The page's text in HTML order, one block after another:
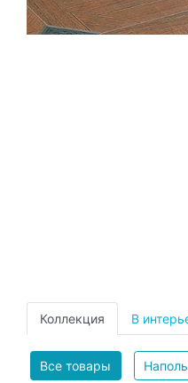
Коллекция В
Все товары